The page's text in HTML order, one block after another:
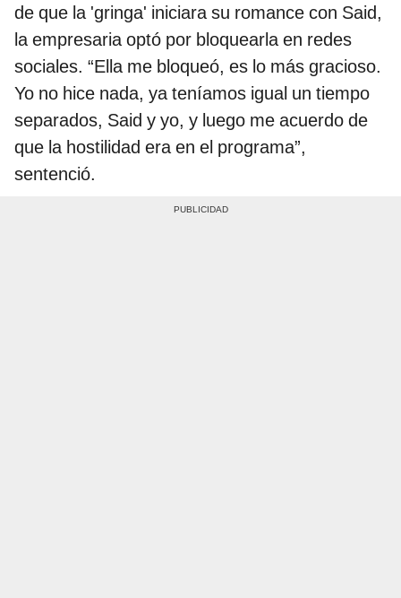
de que la 'gringa' iniciara su romance con Said,
la empresaria optó por bloquearla en redes
sociales. “Ella me bloqueó, es lo más gracioso.
Yo no hice nada, ya teníamos igual un tiempo
separados, Said y yo, y luego me acuerdo de
que la hostilidad era en el programa”,
sentenció.